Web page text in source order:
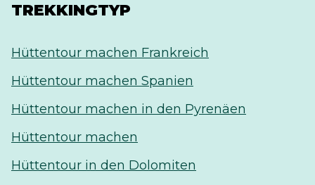
TREKKINGTYP
Hüttentour machen Frankreich
Hüttentour machen Spanien
Hüttentour machen in den Pyrenäen
Hüttentour machen
Hüttentour in den Dolomiten